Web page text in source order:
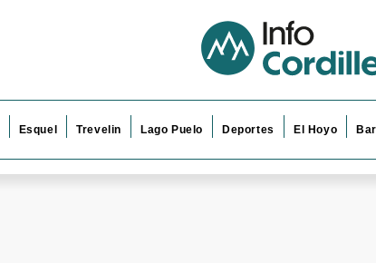
Esquel Trevelin Lago Puelo Deportes El Hoyo